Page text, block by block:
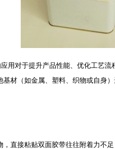
用对于提升产品性能、优化工艺
材（如金属、塑料、织物或自身
直接粘贴双面胶带往往附着力不